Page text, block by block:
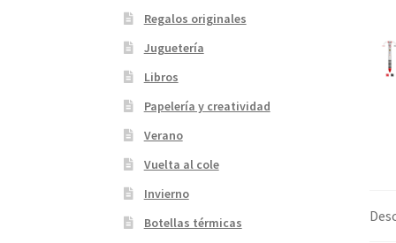
Regalos originales
Juguetería
Libros
Papelería y creatividad
Verano
Vuelta al cole
Invierno
Botellas térmicas